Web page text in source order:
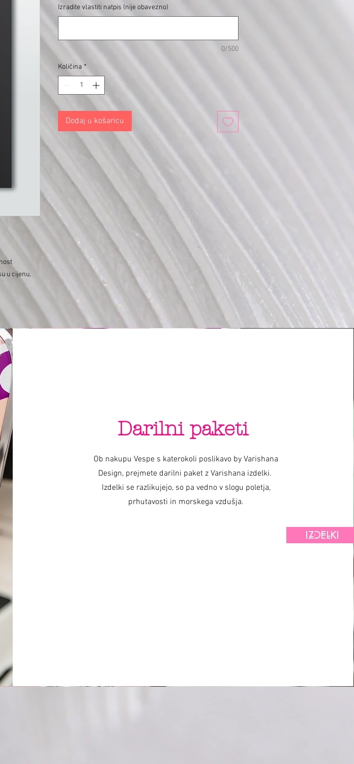
u cijenu,
Izradite vlastiti natpis (nije obavezno)
0/500
Količina *
Dodaj u košaricu
_ Nadica Petrova (fotografija i video)
foto Nik Vidmar
foto Katja Žagar
Miro Majcen (za POPTV)
Darilni paketi
Ob nakupu Vespe s katerokoli poslikavo by Varishana
Design, prejmete darilni paket z Varishana izdelki.
Izdelki se razlikujejo, so pa vedno v slogu poletja,
prhutavosti in morskega vzdušja.
IZDELKI